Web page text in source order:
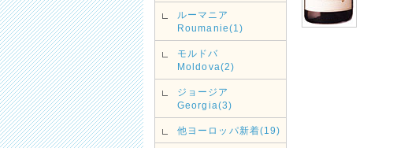
ルーマニア
Roumanie(1)
モルドバ
Moldova(2)
ジョージア
Georgia(3)
他ヨーロッパ新着(19)